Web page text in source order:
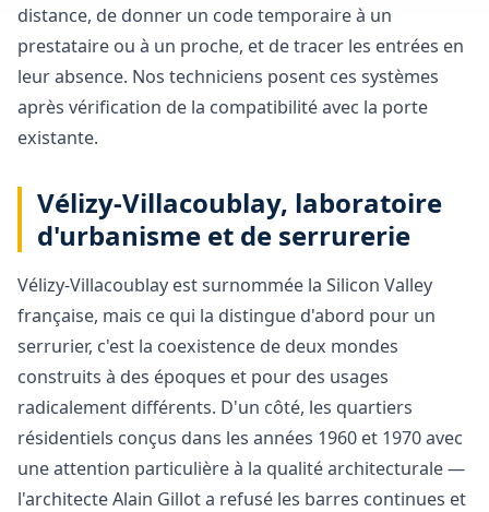
distance, de donner un code temporaire à un
prestataire ou à un proche, et de tracer les entrées en
leur absence. Nos techniciens posent ces systèmes
après vérification de la compatibilité avec la porte
existante.
Vélizy-Villacoublay, laboratoire
d'urbanisme et de serrurerie
Vélizy-Villacoublay est surnommée la Silicon Valley
française, mais ce qui la distingue d'abord pour un
serrurier, c'est la coexistence de deux mondes
construits à des époques et pour des usages
radicalement différents. D'un côté, les quartiers
résidentiels conçus dans les années 1960 et 1970 avec
une attention particulière à la qualité architecturale —
l'architecte Alain Gillot a refusé les barres continues et